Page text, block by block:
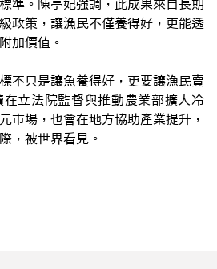
準。陳亭妃強調，此成果來自長期
政策，讓漁民不僅養得好，更能透
加價值。
不只是讓魚養得好，更要讓漁民賣
立法院監督與推動農業部擴大冷
市場，也會在地方協助產業提升，
，被世界看見。